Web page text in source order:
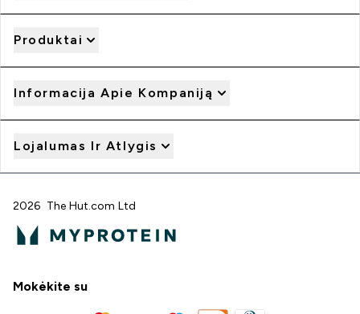
Produktai
Informacija Apie Kompaniją
Lojalumas Ir Atlygis
2026 The Hut.com Ltd
Mokėkite su